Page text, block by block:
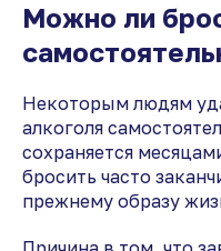
Можно ли
Некоторым людям
алкоголя
сохраняется
бросить часто
прежнему образу